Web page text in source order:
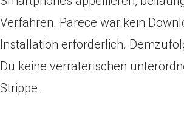
Verfahren. Parece war kein
Installation erforderlich.
Du keine verraterischen
Strippe.